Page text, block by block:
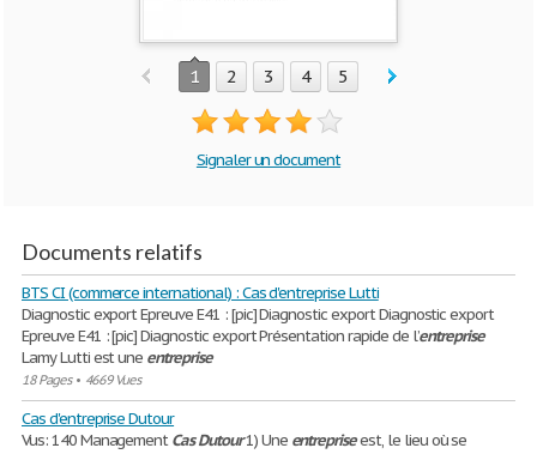
1 2 3 4 5
Signaler un document
Documents relatifs
BTS CI (commerce international) : Cas d'entreprise Lutti
Diagnostic export Epreuve E41 : [pic] Diagnostic export Diagnostic export
Epreuve E41 : [pic] Diagnostic export Présentation rapide de l’entreprise
Lamy Lutti est une entreprise
18 Pages• 4669 Vues
Cas d'entreprise Dutour
Vus: 140 ManagementCas Dutour1) Une entrepriseest, le lieu où se